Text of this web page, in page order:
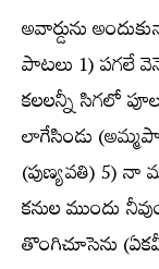
అవార్డును
పాటలు 1) పగలే
కలలన్నీ సిగలో
లాగేసిండు
(పుణ్యవతి) 5)
కనుల ముందు
తొంగిచూసెను